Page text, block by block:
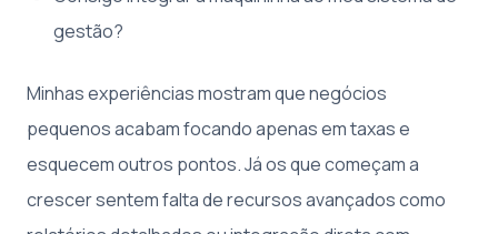
gestão?
Minhas experiências mostram que negócios
pequenos acabam focando apenas em taxas e
esquecem outros pontos. Já os que começam a
crescer sentem falta de recursos avançados como